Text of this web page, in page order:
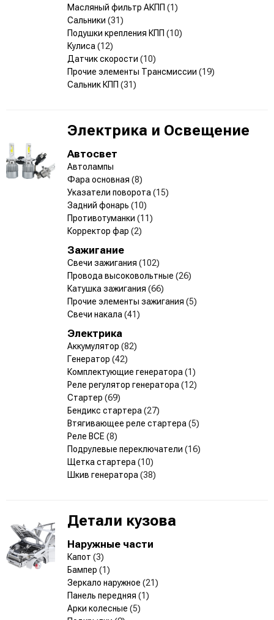
Масляный фильтр АКПП (1)
Сальники (31)
Подушки крепления КПП (10)
Кулиса (12)
Датчик скорости (10)
Прочие элементы Трансмиссии (19)
Сальник КПП (31)
Электрика и Освещение
Автосвет
Автолампы
Фара основная (8)
Указатели поворота (15)
Задний фонарь (10)
Противотуманки (11)
Корректор фар (2)
Зажигание
Свечи зажигания (102)
Провода высоковольтные (26)
Катушка зажигания (66)
Прочие элементы зажигания (5)
Свечи накала (41)
Электрика
Аккумулятор (82)
Генератор (42)
Комплектующие генератора (1)
Реле регулятор генератора (12)
Стартер (69)
Бендикс стартера (27)
Втягивающее реле стартера (5)
Реле ВСЕ (8)
Подрулевые переключатели (16)
Щетка стартера (10)
Шкив генератора (38)
Детали кузова
Наружные части
Капот (3)
Бампер (1)
Зеркало наружное (21)
Панель передняя (1)
Арки колесные (5)